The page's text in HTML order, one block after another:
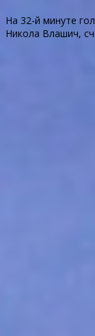
На 32-й минуте
Никола Влашич,